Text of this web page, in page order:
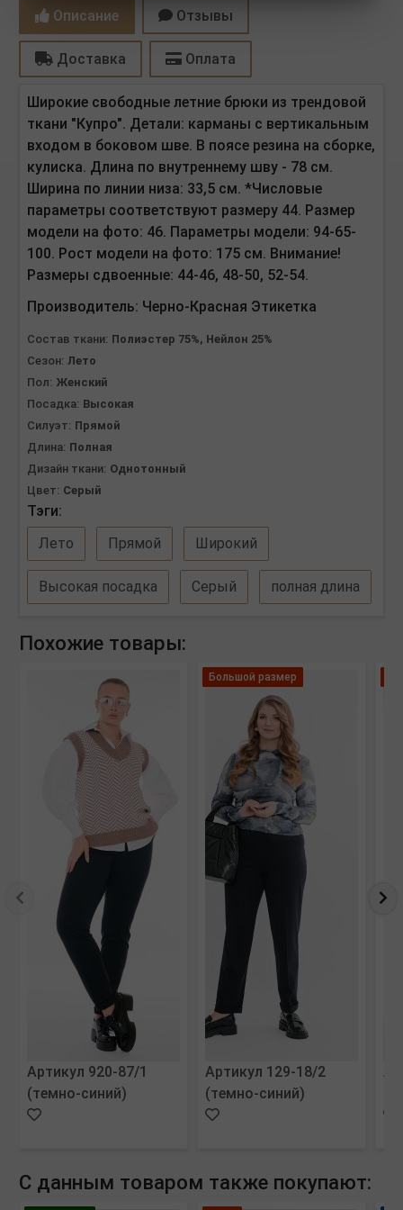
Описание Отзывы
Доставка Оплата
Широкие свободные летние брюки из трендовой
ткани "Купро". Детали: карманы с вертикальным
входом в боковом шве. В поясе резина на сборке,
кулиска. Длина по внутреннему шву - 78 см.
Ширина по линии низа: 33,5 см. *Числовые
параметры соответствуют размеру 44. Размер
модели на фото: 46. Параметры модели: 94-65-
100. Рост модели на фото: 175 см. Внимание!
Размеры сдвоенные: 44-46, 48-50, 52-54.
Производитель: Черно-Красная Этикетка
Состав ткани: Полиэстер 75%, Нейлон 25%
Сезон: Лето
Пол: Женский
Посадка: Высокая
Силуэт: Прямой
Длина: Полная
Дизайн ткани: Однотонный
Цвет: Серый
Тэги:
Лето
Прямой Широкий
Высокая посадка Серый полная длина
Похожие товары:
Артикул 920-87/1
(темно-синий)
Большой размер
Артикул 129-18/2
(темно-синий)
С данным товаром также покупают: